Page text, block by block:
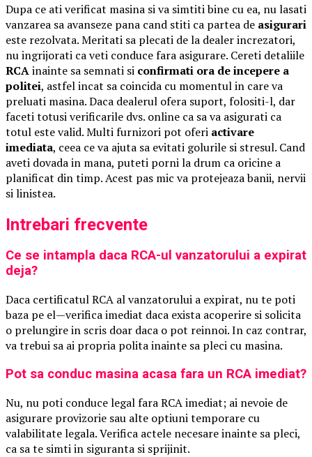
Dupa ce ati verificat masina si va simtiti bine cu ea, nu lasati
vanzarea sa avanseze pana cand stiti ca partea de asigurari
este rezolvata. Meritati sa plecati de la dealer increzatori,
nu ingrijorati ca veti conduce fara asigurare. Cereti detaliile
RCAinainte sa semnati si confirmati ora de incepere a
politei, astfel incat sa coincida cu momentul in care va
preluati masina. Daca dealerul ofera suport, folositi-l, dar
faceti totusi verificarile dvs. online ca sa va asigurati ca
totul este valid. Multi furnizori pot oferi activare
imediata, ceea ce va ajuta sa evitati golurile si stresul. Cand
aveti dovada in mana, puteti porni la drum ca oricine a
planificat din timp. Acest pas mic va protejeaza banii, nervii
si linistea.
Intrebari frecvente
Ce se intampla daca RCA-ul vanzatorului a expirat
deja?
Daca certificatul RCA al vanzatorului a expirat, nu te poti
baza pe el—verifica imediat daca exista acoperire si solicita
o prelungire in scris doar daca o pot reinnoi. In caz contrar,
va trebui sa ai propria polita inainte sa pleci cu masina.
Pot sa conduc masina acasa fara un RCA imediat?
Nu, nu poti conduce legal fara RCA imediat; ai nevoie de
asigurare provizorie sau alte optiuni temporare cu
valabilitate legala. Verifica actele necesare inainte sa pleci,
ca sa te simti in siguranta si sprijinit.